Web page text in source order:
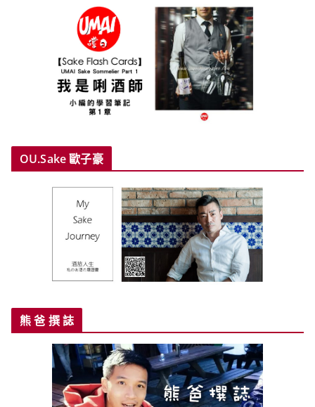
OU.Sake 歐子豪
熊 爸 撰 誌